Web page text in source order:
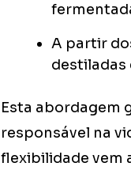
A partir
destiladas
Esta abordagem
responsável na
flexibilidade vem